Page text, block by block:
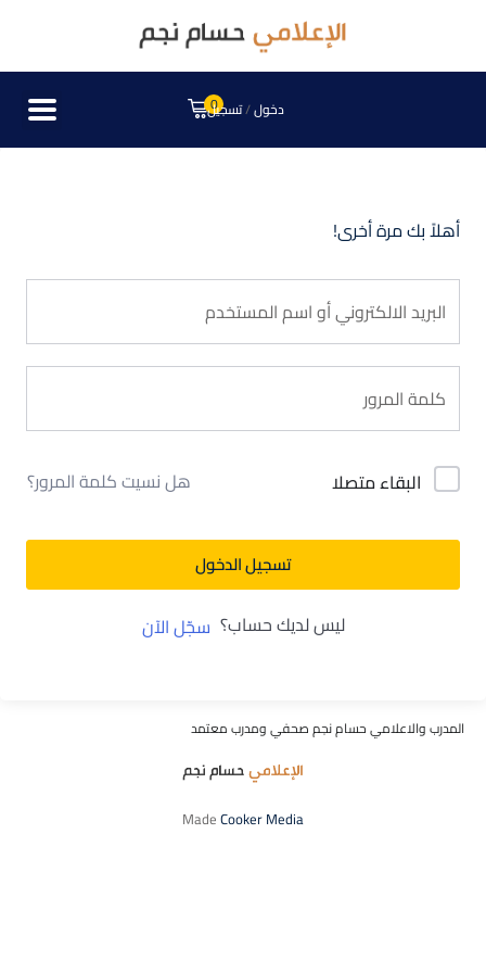
0 دخول/تسجيل
أهلاً بك مرة أخرى!
البقاء متصلا هل نسيت كلمة المرور؟
تسجيل الدخول
ليس لديك حساب؟ سجّل الآن
المدرب والاعلامي حسام نجم صحفي ومدرب معتمد
MadeCooker Media